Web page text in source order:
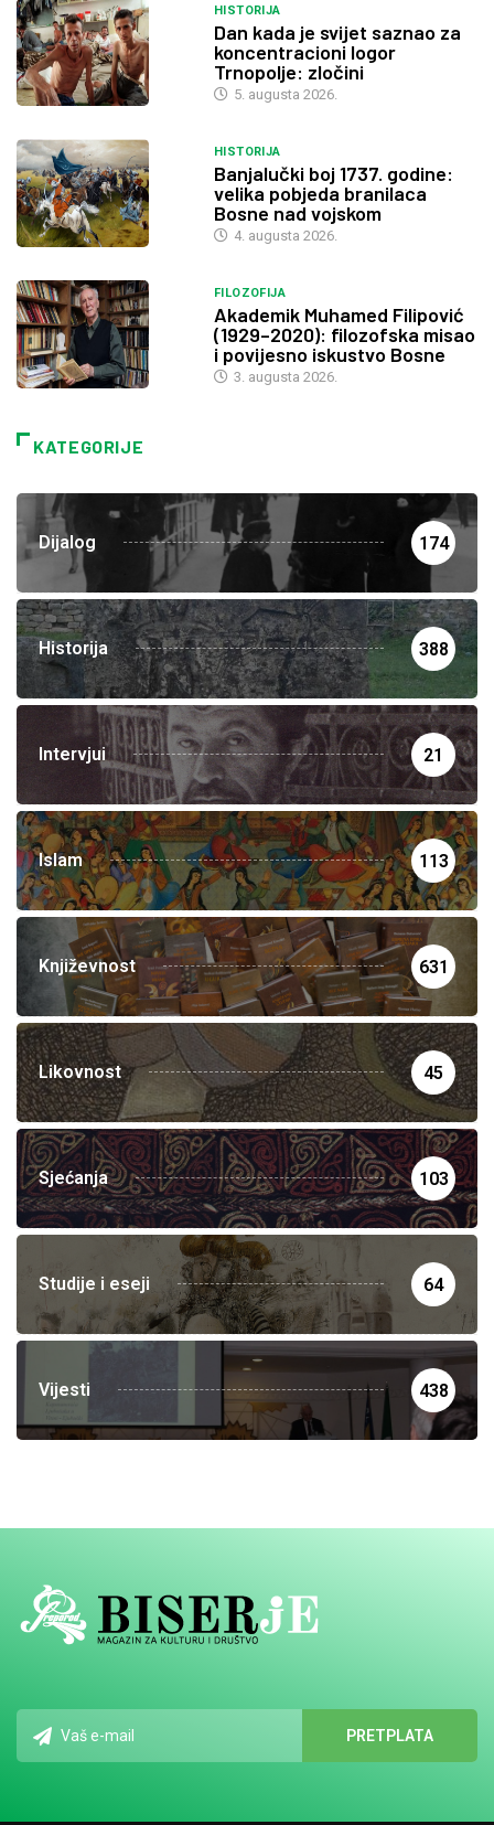
HISTORIJA
Dan kada je svijet saznao za
koncentracioni logor
Trnopolje: zločini
5. augusta 2026.
HISTORIJA
Banjalučki boj 1737. godine:
velika pobjeda branilaca
Bosne nad vojskom
4. augusta 2026.
FILOZOFIJA
Akademik Muhamed Filipović
(1929–2020): filozofska misao
i povijesno iskustvo Bosne
3. augusta 2026.
KATEGORIJE
Dijalog 174
Historija 388
Intervjui 21
Islam 113
Književnost 631
Likovnost 45
Sjećanja 103
Studije i eseji 64
Vijesti 438